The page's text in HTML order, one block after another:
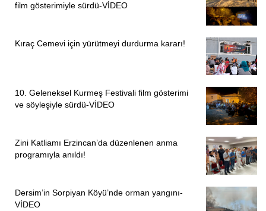
film gösterimiyle sürdü-VİDEO
Kıraç Cemevi için yürütmeyi durdurma kararı!
10. Geleneksel Kurmeş Festivali film gösterimi
ve söyleşiyle sürdü-VİDEO
Zini Katliamı Erzincan’da düzenlenen anma
programıyla anıldı!
Dersim’in Sorpiyan Köyü’nde orman yangını-
VİDEO